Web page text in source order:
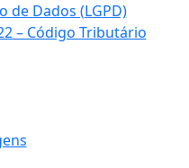
de Dados (LGPD)
– Código Tributário